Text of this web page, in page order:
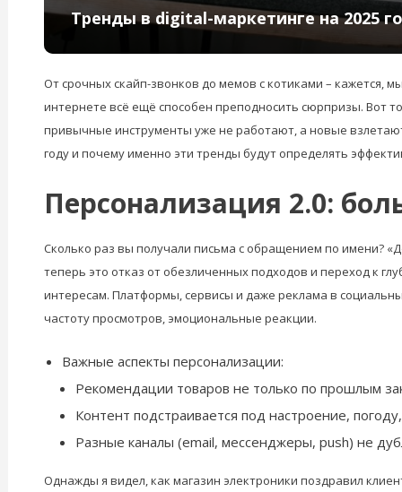
Тренды в digital-маркетинге на 2025
От срочных скайп-звонков до мемов с котиками – кажется,
интернете всё ещё способен преподносить сюрпризы. Вот
привычные инструменты уже не работают, а новые
году и почему именно эти тренды будут определять
Персонализация 2.0:
Сколько раз вы получали письма с обращением по имени?
теперь это отказ от обезличенных подходов и переход к
интересам. Платформы, сервисы и даже реклама в
частоту просмотров, эмоциональные реакции.
Важные аспекты персонализации:
Рекомендации товаров не только по прошлым
Контент подстраивается под настроение,
Разные каналы (email, мессенджеры, push) не
Однажды я видел, как магазин электроники поздравил